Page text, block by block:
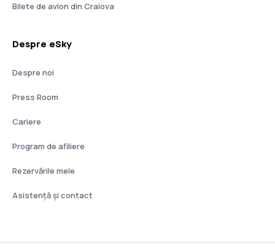
Bilete de avion din Craiova
Despre eSky
Despre noi
Press Room
Cariere
Program de afiliere
Rezervările mele
Asistenţă şi contact